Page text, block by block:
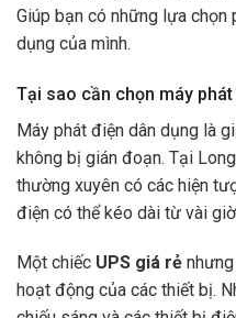
Giúp bạn có những lựa chọn
dụng của mình.
Tại sao cần chọn máy
Máy phát điện dân dụng là
không bị gián đoạn. Tại
thường xuyên có các hiện
điện có thể kéo dài từ vài
Một chiếc UPS giá rẻ
hoạt động của các thiết bị.